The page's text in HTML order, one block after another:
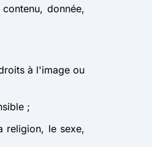
donnée,
à l'image ou
;
religion, le sexe,